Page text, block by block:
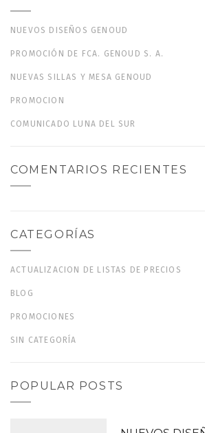
NUEVOS DISEÑOS GENOUD
PROMOCIÓN DE FCA. GENOUD S. A.
NUEVAS SILLAS Y MESA GENOUD
PROMOCION
COMUNICADO LUNA DEL SUR
COMENTARIOS RECIENTES
CATEGORÍAS
ACTUALIZACION DE LISTAS DE PRECIOS
BLOG
PROMOCIONES
SIN CATEGORÍA
POPULAR POSTS